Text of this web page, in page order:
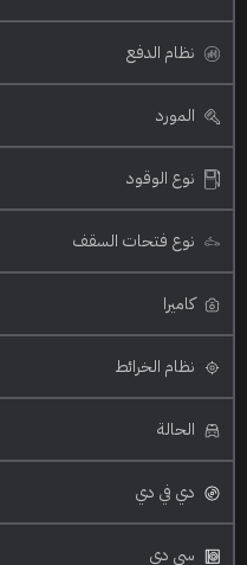
نظام الدفع
المورد
نوع الوقود
نوع فتحات السقف
كاميرا
نظام الخرائط
الحالة
دي في دي
سي دي